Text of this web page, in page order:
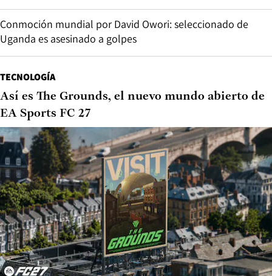
Conmoción mundial por David Owori: seleccionado de
Uganda es asesinado a golpes
TECNOLOGÍA
Así es The Grounds, el nuevo mundo abierto de
EA Sports FC 27